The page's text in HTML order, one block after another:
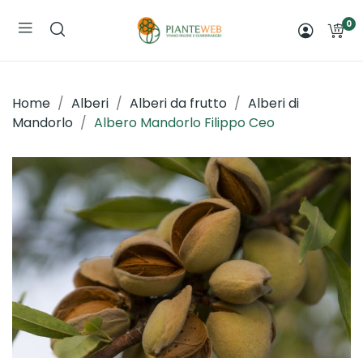
0
Home Alberi Alberi da frutto
Alberi di
Mandorlo
Albero Mandorlo Filippo Ceo